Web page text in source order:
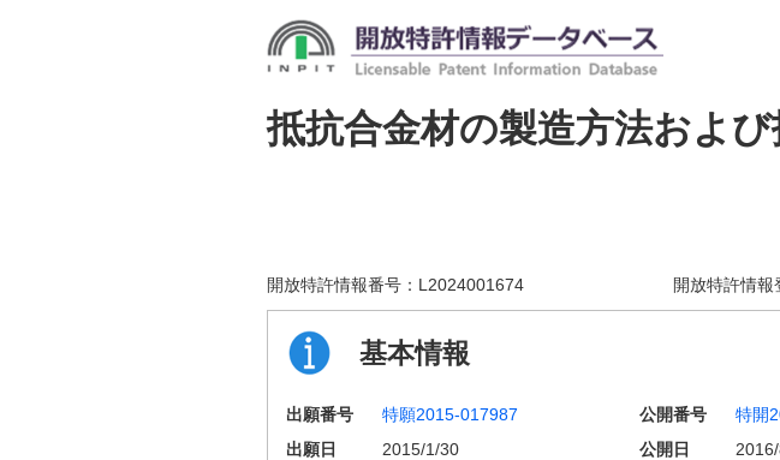
抵抗合金材の製造方法およ
開放特許情報番号： L2024001674 開放特許情報
基本情報
出願番号 特願2015-017987 公開番号 特開
出願日
2015/1/30 公開日